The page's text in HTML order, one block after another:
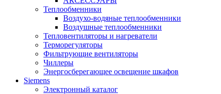
Теплообменники
Воздухо-водяные теплообменники
Воздушные теплообменники
Тепловентиляторы и нагреватели
Терморегуляторы
Фильтрующие вентиляторы
Чиллеры
Энергосберегающее освещение шкафов
Siemens
Электронный каталог